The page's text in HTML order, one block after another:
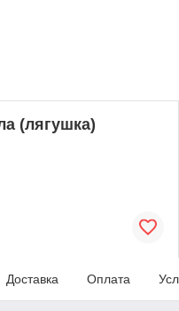
(лягушка)
Доставка Оплата